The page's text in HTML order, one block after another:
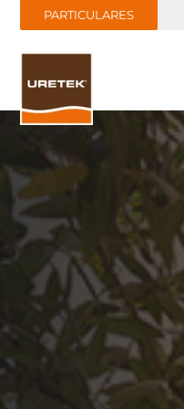
PARTICULARES